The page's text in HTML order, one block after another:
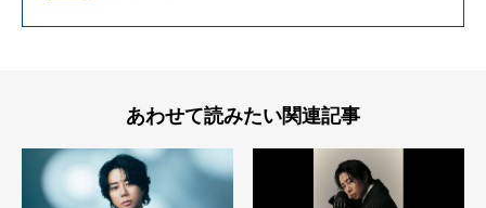
あわせて読みたい関連記事